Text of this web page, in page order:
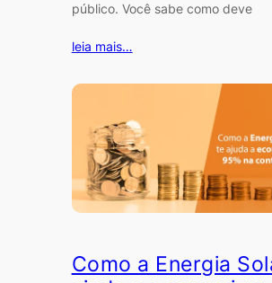
público. Você sabe como deve
leia mais…
Como a Energia